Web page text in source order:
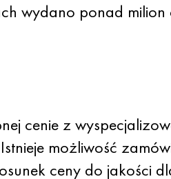
wydano ponad milion
cenie z
możliwość
ceny do jakości